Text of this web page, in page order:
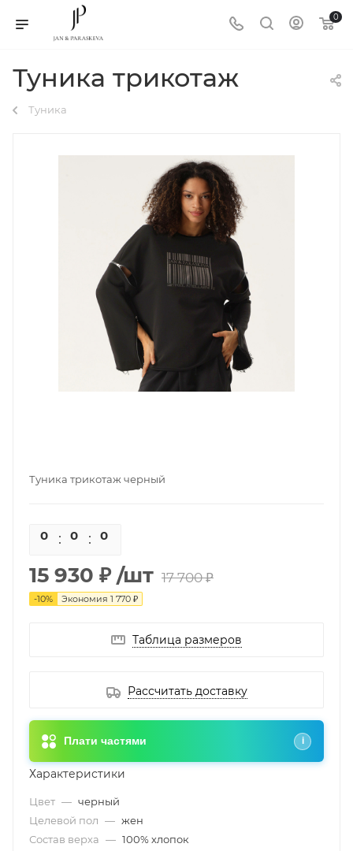
0
Туника трикотаж
Туника
Туника трикотаж черный
0 0 0
15 930 ₽ /шт 17 700 ₽
-10% Экономия 1 770 ₽
Таблица размеров
Рассчитать доставку
Плати частями i
Характеристики
Цвет — черный
Целевой пол — жен
Состав верха — 100% хлопок